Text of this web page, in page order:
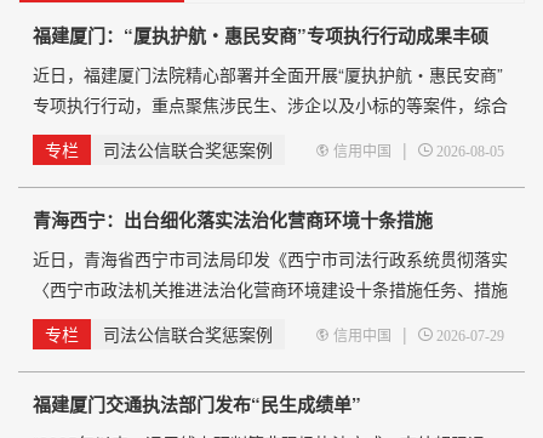
福建厦门：“厦执护航・惠民安商”专项执行行动成果丰硕
近日，福建厦门法院精心部署并全面开展“厦执护航・惠民安商”
专项执行行动，重点聚焦涉民生、涉企以及小标的等案件，综合
运用交叉执行、拘传拘留、活封活扣、信用修复等一系列执行措
施，全力以赴办好每一个执行案件，旨在推动群众获得感、满意
率、认可度实现显著提升。 在5月27日、28日专项行动期
间，厦门全市法院成绩斐然：拘传拘留被执行人73人，执行完毕
案件60件，执行和解35件
专栏 司法公信联合奖惩案例 信用中国 | 2026-08-05
青海西宁：出台细化落实法治化营商环境十条措施
近日，青海省西宁市司法局印发《西宁市司法行政系统贯彻落实
〈西宁市政法机关推进法治化营商环境建设十条措施任务、措施
及责任清单〉任务分工清单》，以清单化、项目化方式细化分解
工作任务，构建全链条、闭环式法治化营商司法服务体系。
据了解，该清单紧扣市级十条措施，分九大板块梳理33项具体工
作，明确责任科室、分管领导、直接责任人及县区司法局配合职
专栏 司法公信联合奖惩案例 信用中国 | 2026-07-29
福建厦门交通执法部门发布“民生成绩单”